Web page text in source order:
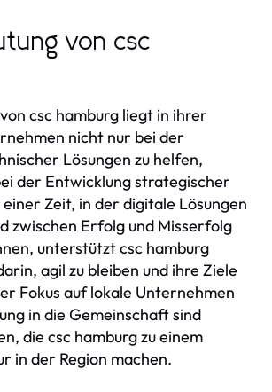
von csc
csc hamburg liegt in ihrer
nicht nur bei der
Lösungen zu helfen,
der Entwicklung strategischer
Zeit, in der digitale Lösungen
zwischen Erfolg und Misserfolg
unterstützt csc hamburg
agil zu bleiben und ihre Ziele
Fokus auf lokale Unternehmen
in die Gemeinschaft sind
die csc hamburg zu einem
in der Region machen.